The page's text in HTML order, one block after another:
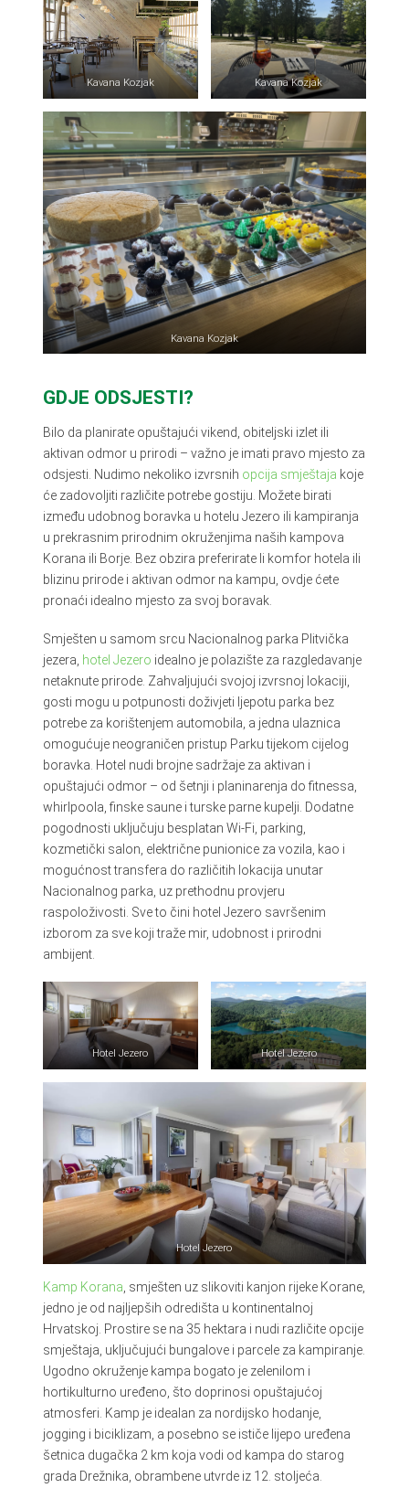
Kavana Kozjak Kavana Kozjak
Kavana Kozjak
GDJE ODSJESTI?
Bilo da planirate opuštajući vikend, obiteljski izlet ili
aktivan odmor u prirodi – važno je imati pravo mjesto za
odsjesti. Nudimo nekoliko izvrsnih opcija smještaja koje
će zadovoljiti različite potrebe gostiju. Možete birati
između udobnog boravka u hotelu Jezero ili kampiranja
u prekrasnim prirodnim okruženjima naših kampova
Korana ili Borje. Bez obzira preferirate li komfor hotela ili
blizinu prirode i aktivan odmor na kampu, ovdje ćete
pronaći idealno mjesto za svoj boravak.
Smješten u samom srcu Nacionalnog parka Plitvička
jezera, hotel Jezero idealno je polazište za razgledavanje
netaknute prirode. Zahvaljujući svojoj izvrsnoj lokaciji,
gosti mogu u potpunosti doživjeti ljepotu parka bez
potrebe za korištenjem automobila, a jedna ulaznica
omogućuje neograničen pristup Parku tijekom cijelog
boravka. Hotel nudi brojne sadržaje za aktivan i
opuštajući odmor – od šetnji i planinarenja do fitnessa,
whirlpoola, finske saune i turske parne kupelji. Dodatne
pogodnosti uključuju besplatan Wi-Fi, parking,
kozmetički salon, električne punionice za vozila, kao i
mogućnost transfera do različitih lokacija unutar
Nacionalnog parka, uz prethodnu provjeru
raspoloživosti. Sve to čini hotel Jezero savršenim
izborom za sve koji traže mir, udobnost i prirodni
ambijent.
Hotel Jezero Hotel Jezero
Hotel Jezero
Kamp Korana , smješten uz slikoviti kanjon rijeke Korane,
jedno je od najljepših odredišta u kontinentalnoj
Hrvatskoj. Prostire se na 35 hektara i nudi različite opcije
smještaja, uključujući bungalove i parcele za kampiranje.
Ugodno okruženje kampa bogato je zelenilom i
hortikulturno uređeno, što doprinosi opuštajućoj
atmosferi. Kamp je idealan za nordijsko hodanje,
jogging i biciklizam, a posebno se ističe lijepo uređena
šetnica dugačka 2 km koja vodi od kampa do starog
grada Drežnika, obrambene utvrde iz 12. stoljeća.